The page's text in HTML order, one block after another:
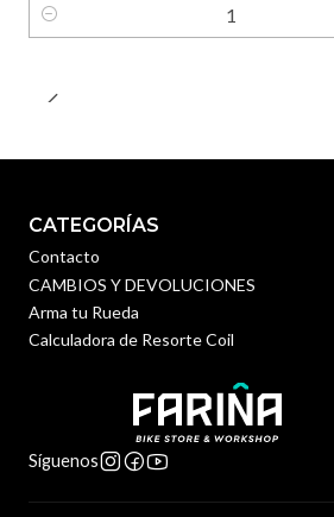
Cantidad
CATEGORÍAS
Contacto
CAMBIOS Y DEVOLUCIONES
Arma tu Rueda
Calculadora de Resorte Coil
Síguenos